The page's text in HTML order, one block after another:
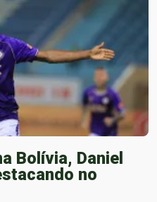
Bolívia, Daniel
no